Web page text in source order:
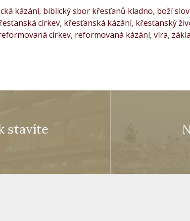
kázání, biblický sbor křesťanů kladno, boží
církev, křesťanská kázání, křesťanský
církev, reformovaná kázání, víra,
stavíte